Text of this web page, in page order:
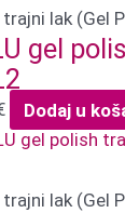
trajni lak (Gel
gel
Dodaj u
trajni lak (Gel